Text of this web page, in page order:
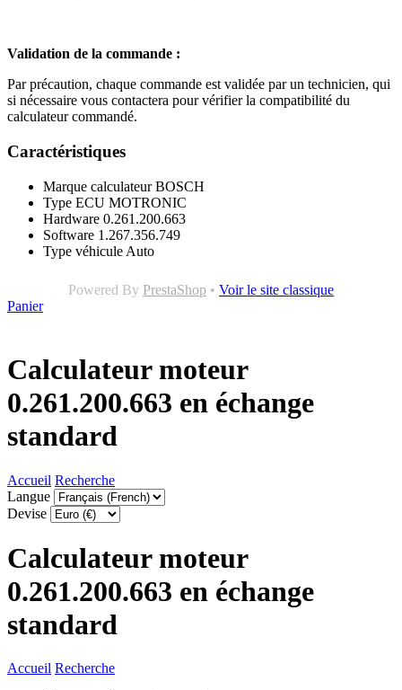
Validation de la commande :
Par précaution, chaque commande est validée par un technicien, qui
si nécessaire vous contactera pour vérifier la compatibilité du
calculateur commandé.
Caractéristiques
Marque calculateur BOSCH
Type ECU MOTRONIC
Hardware 0.261.200.663
Software 1.267.356.749
Type véhicule Auto
Powered By PrestaShop • Voir le site classique
Panier
Calculateur moteur
0.261.200.663 en échange
standard
Accueil Recherche
Langue
Devise
Calculateur moteur
0.261.200.663 en échange
standard
Accueil Recherche